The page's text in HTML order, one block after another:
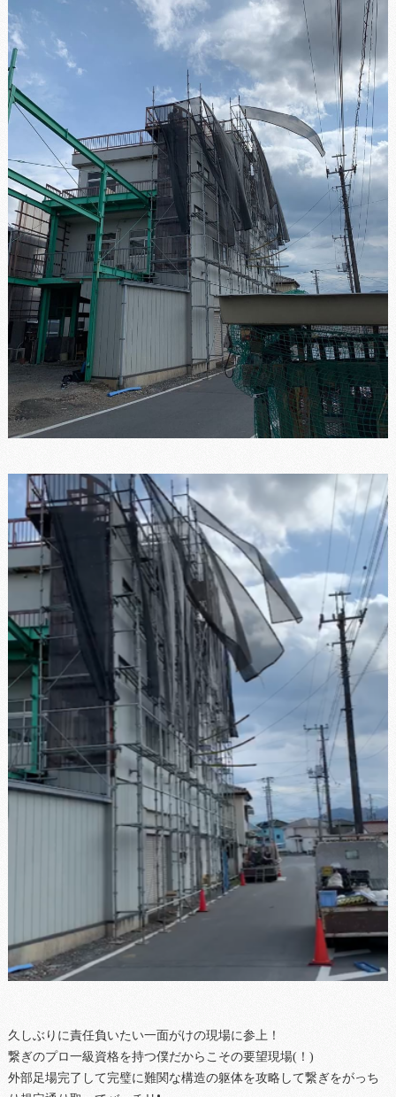
久しぶりに責任負いたい一面がけの現場に参上！
繋ぎのプロ一級資格を持つ僕だからこその要望現場(！)
外部足場完了して完璧に難関な構造の躯体を攻略して繋ぎをがっち